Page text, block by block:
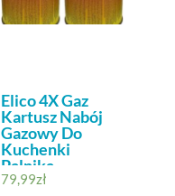
Elico 4X Gaz
Kartusz Nabój
Gazowy Do
Kuchenki
Palnika
Cartridge300Gx4
79,99zł